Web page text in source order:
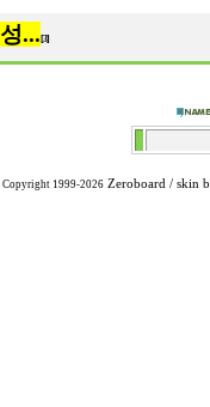
... [3]
Copyright 1999-2026 Zeroboard / skin